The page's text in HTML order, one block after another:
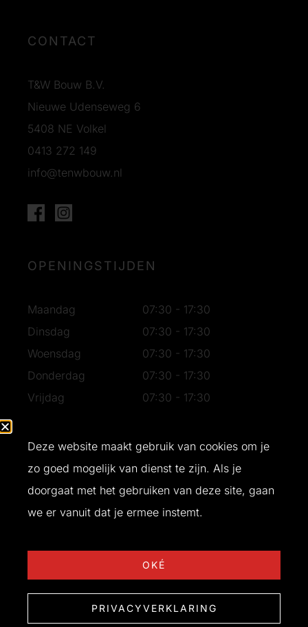
CONTACT
T&W Bouw B.V.
Nieuwe Udenseweg 6
5408 NE Volkel
0413 272 149
info@tenwbouw.nl
OPENINGSTIJDEN
Maandag
07:30 - 17:30
Dinsdag
07:30 - 17:30
Woensdag
07:30 - 17:30
Donderdag
07:30 - 17:30
Vrijdag
07:30 - 17:30
Zondag
Gesloten
Deze website maakt gebruik van cookies om je
zo goed mogelijk van dienst te zijn. Als je
doorgaat met het gebruiken van deze site, gaan
we er vanuit dat je ermee instemt.
OKÉ
PRIVACYVERKLARING